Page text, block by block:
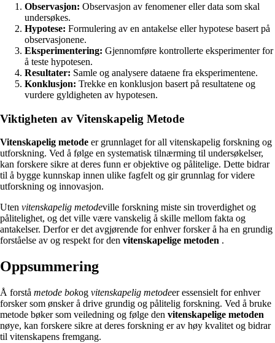
Observasjon: Observasjon av fenomener eller data som skal
undersøkes.
Hypotese: Formulering av en antakelse eller hypotese basert på
observasjonene.
Eksperimentering: Gjennomføre kontrollerte eksperimenter for
å teste hypotesen.
Resultater: Samle og analysere dataene fra eksperimentene.
Konklusjon: Trekke en konklusjon basert på resultatene og
vurdere gyldigheten av hypotesen.
Viktigheten av Vitenskapelig Metode
Vitenskapelig metode er grunnlaget for all vitenskapelig forskning og
utforskning. Ved å følge en systematisk tilnærming til undersøkelser,
kan forskere sikre at deres funn er objektive og pålitelige. Dette bidrar
til å bygge kunnskap innen ulike fagfelt og gir grunnlag for videre
utforskning og innovasjon.
Uten vitenskapelig metodeville forskning miste sin troverdighet og
pålitelighet, og det ville være vanskelig å skille mellom fakta og
antakelser. Derfor er det avgjørende for enhver forsker å ha en grundig
forståelse av og respekt for den vitenskapelige metoden .
Oppsummering
Å forstå metode bokog vitenskapelig metodeer essensielt for enhver
forsker som ønsker å drive grundig og pålitelig forskning. Ved å bruke
metode bøker som veiledning og følge den vitenskapelige metoden
nøye, kan forskere sikre at deres forskning er av høy kvalitet og bidrar
til vitenskapens fremgang.